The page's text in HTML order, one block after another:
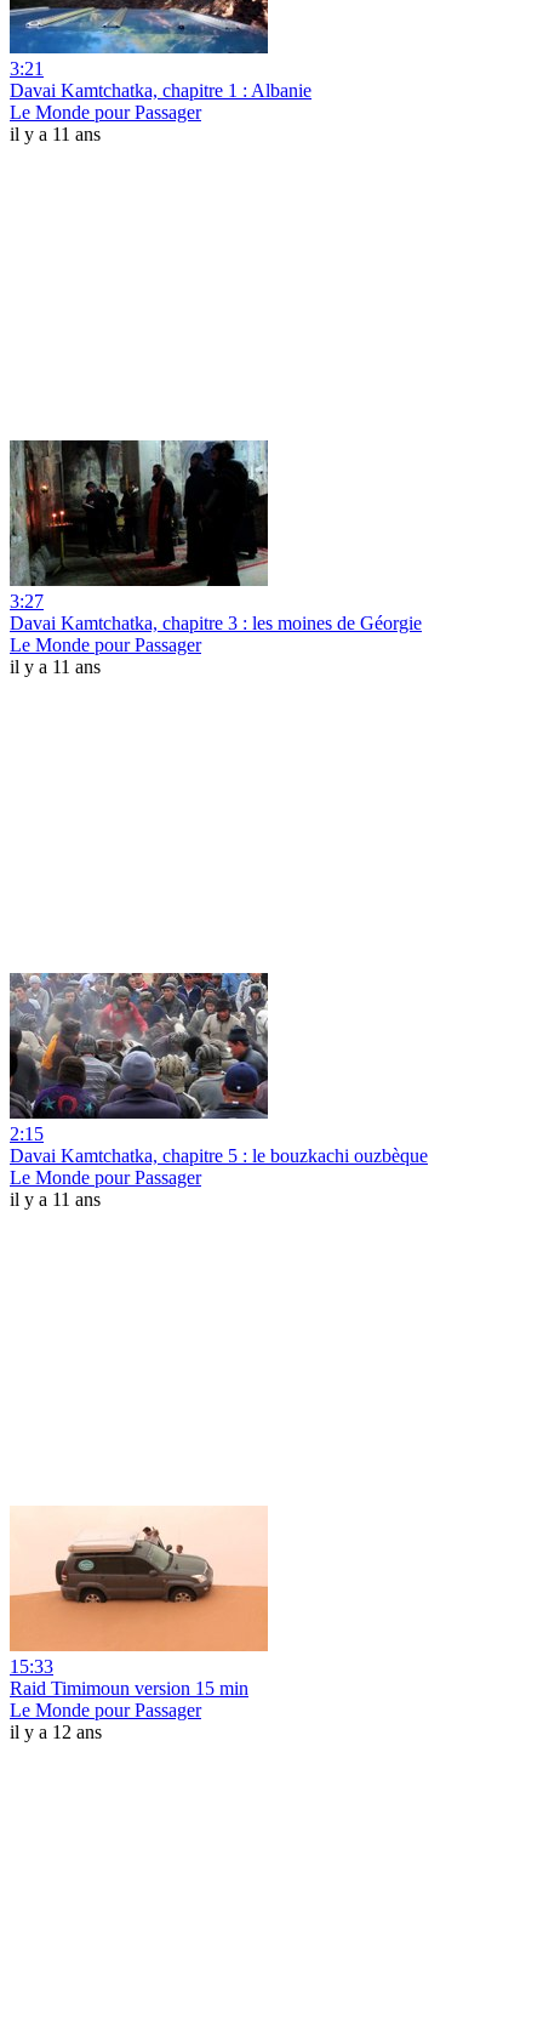
3:21
Davai Kamtchatka, chapitre 1 : Albanie
Le Monde pour Passager
il y a 11 ans
3:27
Davai Kamtchatka, chapitre 3 : les moines de Géorgie
Le Monde pour Passager
il y a 11 ans
2:15
Davai Kamtchatka, chapitre 5 : le bouzkachi ouzbèque
Le Monde pour Passager
il y a 11 ans
15:33
Raid Timimoun version 15 min
Le Monde pour Passager
il y a 12 ans